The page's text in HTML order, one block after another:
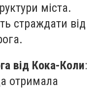
міста.
страждати від
від Кока-Коли:
отримала